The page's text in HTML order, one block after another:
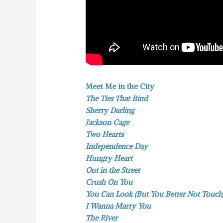
Meet Me in the City
The Ties That Bind
Sherry Darling
Jackson Cage
Two Hearts
Independence Day
Hungry Heart
Out in the Street
Crush On You
You Can Look (But You Better Not
I Wanna Marry You
The River